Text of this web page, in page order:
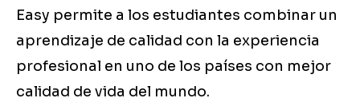
Easy permite a los estudiantes combinar un
aprendizaje de calidad con la experiencia
profesional en uno de los países con mejor
calidad de vida del mundo.